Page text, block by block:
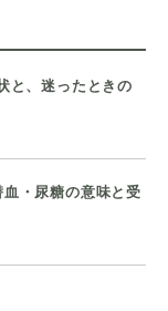
と、迷ったときの
・尿糖の意味と受